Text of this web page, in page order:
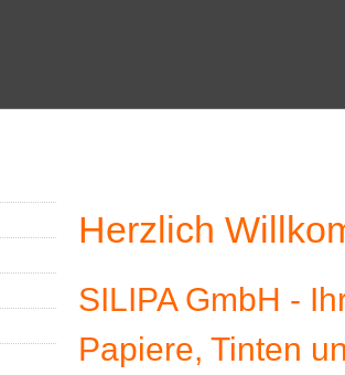
Herzlich
SILIPA GmbH -
Papiere, Tinten